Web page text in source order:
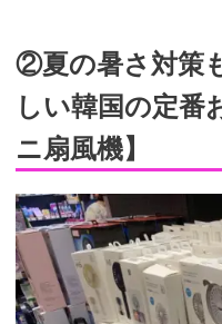
②夏の暑さ対策
しい韓国の定番
ニ扇風機】